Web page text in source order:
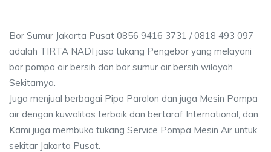
Bor Sumur Jakarta Pusat 0856 9416 3731 / 0818 493 097
adalah TIRTA NADI jasa tukang Pengebor yang melayani
bor pompa air bersih dan bor sumur air bersih wilayah
Sekitarnya.
Juga menjual berbagai Pipa Paralon dan juga Mesin Pompa
air dengan kuwalitas terbaik dan bertaraf International, dan
Kami juga membuka tukang Service Pompa Mesin Air untuk
sekitar Jakarta Pusat.